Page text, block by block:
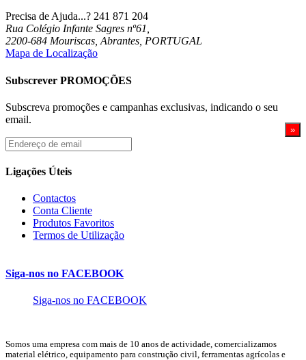
Precisa de Ajuda...? 241 871 204
Rua Colégio Infante Sagres nº61,
2200-684 Mouriscas, Abrantes, PORTUGAL
Mapa de Localização
Subscrever PROMOÇÕES
Subscreva promoções e campanhas exclusivas, indicando o seu
email.
Endereço
de
email
Ligações Úteis
Contactos
Conta Cliente
Produtos Favoritos
Termos de Utilização
Siga-nos no FACEBOOK
Siga-nos no FACEBOOK
Somos uma empresa com mais de 10 anos de actividade, comercializamos
material elétrico, equipamento para construção civil, ferramentas agrícolas e